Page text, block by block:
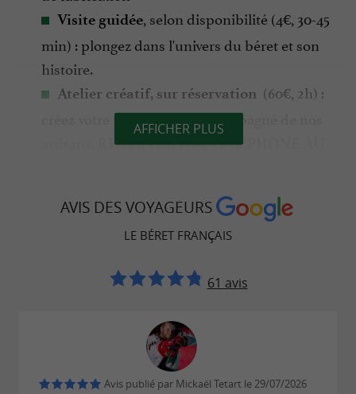
Visite guidée, selon disponibilité (4€, 30-45
min) : plongez dans l'univers du béret et son
histoire.
Atelier créatif, sur réservation (60€, 2h) :
créez votre propre béret accompagné de nos
artisans. RESERVEZ PAR TÉLÉPHONE AU
prix préférentiel au 28 Chemin de Trouillet
Lundi 8h - 12h / 13h - 17h
Mercredi 8h - 12h / 13h - 17h
Jeudi 8h - 12h / 13h - 17h
AFFICHER PLUS
AVIS DES VOYAGEURS
LE BÉRET FRANÇAIS
61 avis
Avis publié par Mickaël Tetart le 29/07/2026